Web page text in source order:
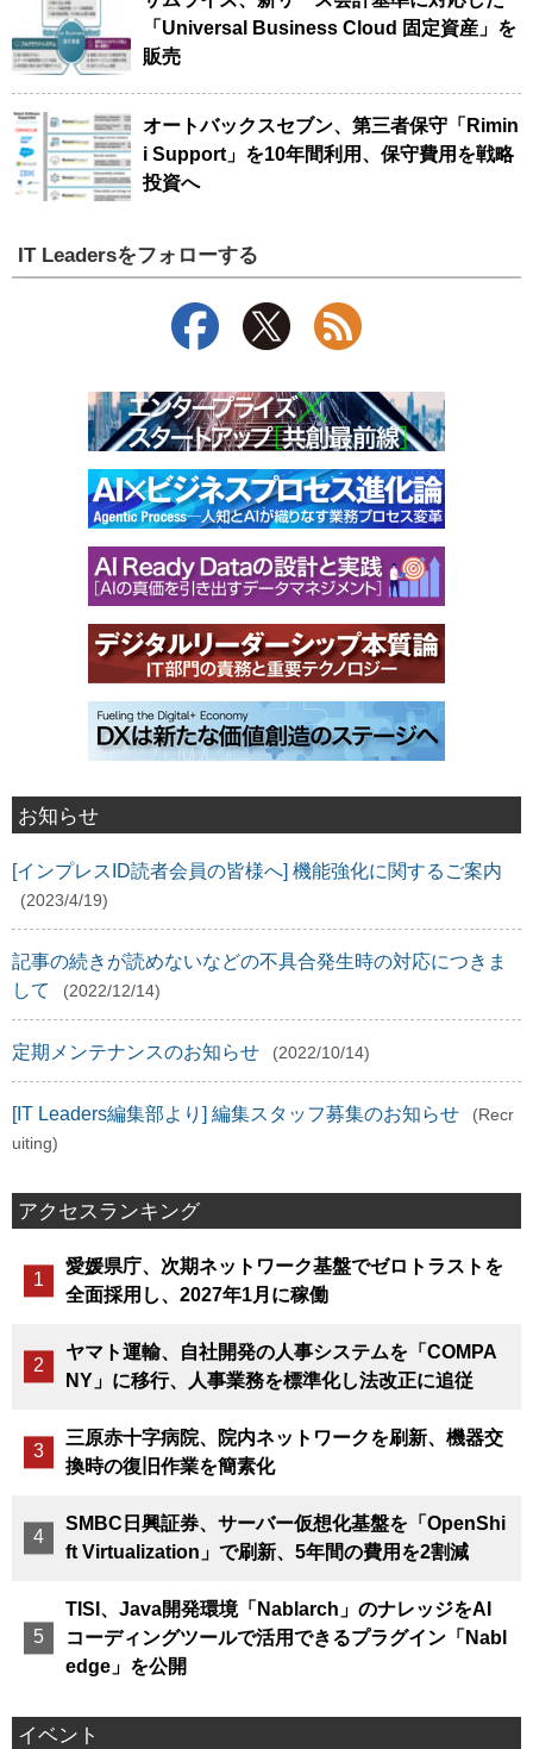
「Universal Business Cloud 固定資産」を
販売
オートバックスセブン、第三者保守「Rimin
i Support」を10年間利用、保守費用を戦略
投資へ
IT Leadersをフォローする
お知らせ
[インプレスID読者会員の皆様へ] 機能強化に関するご案内
(2023/4/19)
記事の続きが読めないなどの不具合発生時の対応につきま
して
(2022/12/14)
定期メンテナンスのお知らせ (2022/10/14)
[IT Leaders編集部より] 編集スタッフ募集のお知らせ
(Recr
uiting)
アクセスランキング
愛媛県庁、次期ネットワーク基盤でゼロトラストを
全面採用し、2027年1月に稼働
ヤマト運輸、自社開発の人事システムを「COMPA
NY」に移行、人事業務を標準化し法改正に追従
三原赤十字病院、院内ネットワークを刷新、機器交
換時の復旧作業を簡素化
SMBC日興証券、サーバー仮想化基盤を「OpenShi
ft Virtualization」で刷新、5年間の費用を2割減
TISI、Java開発環境「Nablarch」のナレッジをAI
コーディングツールで活用できるプラグイン「Nabl
edge」を公開
イベント